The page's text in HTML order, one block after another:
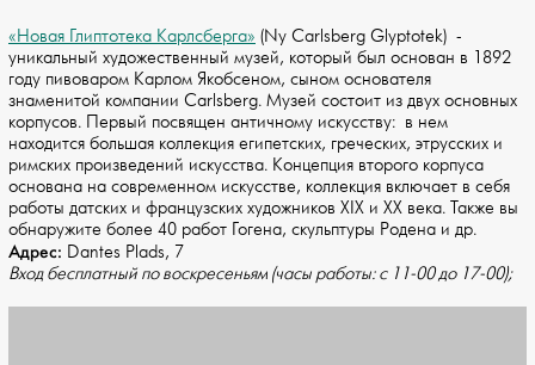
«Новая Глиптотека Карлсберга» (Ny Carlsberg Glyptotek) -
уникальный художественный музей, который был основан в 1892
году пивоваром Карлом Якобсеном, сыном основателя
знаменитой компании Carlsberg. Музей состоит из двух основных
корпусов. Первый посвящен античному искусству: в нем
находится большая коллекция египетских, греческих, этрусских и
римских произведений искусства. Концепция второго корпуса
основана на современном искусстве, коллекция включает в себя
работы датских и французских художников XIX и XX века. Также вы
обнаружите более 40 работ Гогена, скульптуры Родена и др.
Адрес: Dantes Plads, 7
Вход бесплатный по воскресеньям (часы работы: с 11-00 до 17-00);